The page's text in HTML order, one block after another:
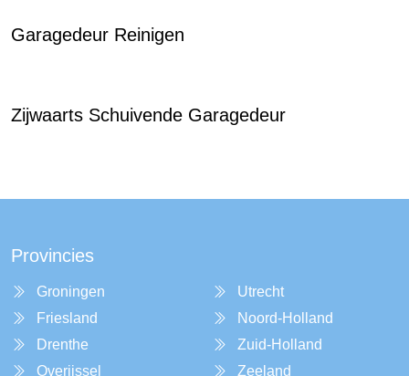
Garagedeur Reinigen
Zijwaarts Schuivende Garagedeur
Provincies
Groningen
Friesland
Drenthe
Overijssel
Utrecht
Noord-Holland
Zuid-Holland
Zeeland